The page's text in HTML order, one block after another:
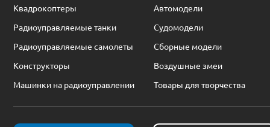
Квадрокоптеры
Автомодели
Радиоуправляемые танки
Судомодели
Радиоуправляемые самолеты
Сборные модели
Конструкторы
Воздушные змеи
Машинки на радиоуправлении
Товары для творчества